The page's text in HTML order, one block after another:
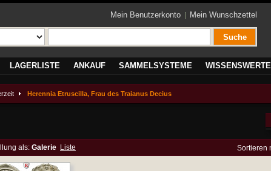
Mein Benutzerkonto Mein Wunschzettel
Suche
LAGERLISTE ANKAUF SAMMELSYSTEME
Herennia Etruscilla, Frau des Traianus Decius
als: Galerie Liste Sortieren